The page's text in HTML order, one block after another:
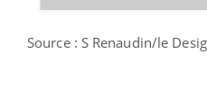
Source : S Renaudin/le